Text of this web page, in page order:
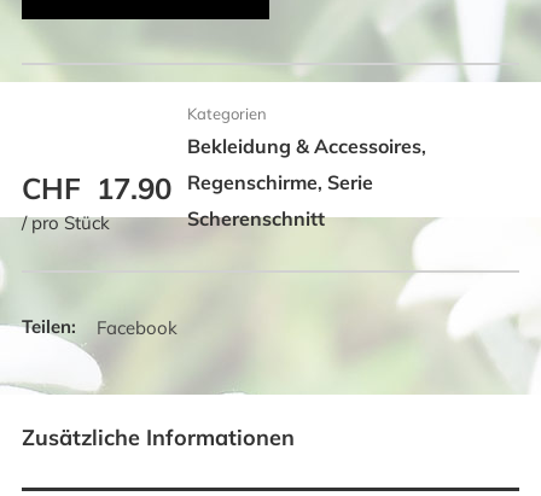
CHF 17.90
/ pro Stück
Kategorien
Bekleidung & Accessoires,
Regenschirme, Serie
Scherenschnitt
Facebook
Zusätzliche Informationen